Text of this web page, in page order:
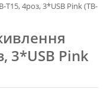
4роз, 3*USB Pink (ТВ-
3*USB Pink